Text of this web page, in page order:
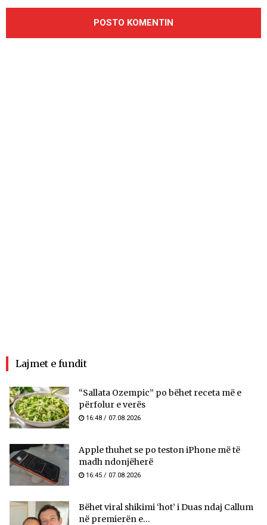
Lajmet e fundit
“Sallata Ozempic” po bëhet receta më e
përfolur e verës
16:48 / 07.08.2026
Apple thuhet se po teston iPhone më të
madh ndonjëherë
16:45 / 07.08.2026
Bëhet viral shikimi ‘hot’ i Duas ndaj Callum
në premierën e...